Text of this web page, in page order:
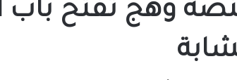
وهَج تفتح باب